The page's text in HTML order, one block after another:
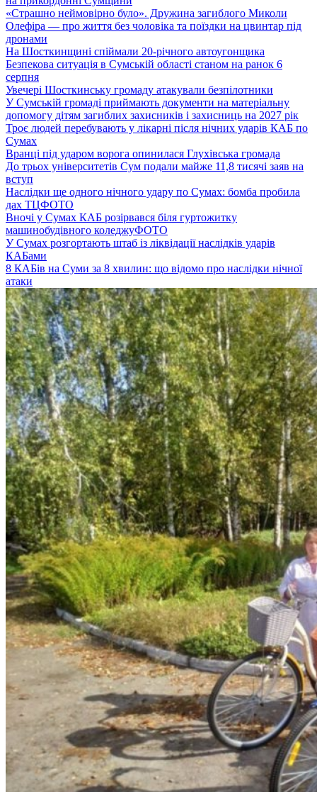
«Страшно неймовірно було». Дружина загиблого Миколи
Олефіра — про життя без чоловіка та поїздки на цвинтар під
дронами
На Шосткинщині спіймали 20-річного автоугонщика
Безпекова ситуація в Сумській області станом на ранок 6
серпня
Увечері Шосткинську громаду атакували безпілотники
У Сумській громаді приймають документи на матеріальну
допомогу дітям загиблих захисників і захисниць на 2027 рік
Троє людей перебувають у лікарні після нічних ударів КАБ по
Сумах
Вранці під ударом ворога опинилася Глухівська громада
До трьох університетів Сум подали майже 11,8 тисячі заяв на
вступ
Наслідки ще одного нічного удару по Сумах: бомба пробила
дах ТЦФОТО
Вночі у Сумах КАБ розірвався біля гуртожитку
машинобудівного коледжуФОТО
У Сумах розгортають штаб із ліквідації наслідків ударів
КАБами
8 КАБів на Суми за 8 хвилин: що відомо про наслідки нічної
атаки